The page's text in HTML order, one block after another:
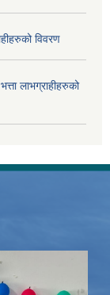
विवरण
लाभग्राहीहरुको